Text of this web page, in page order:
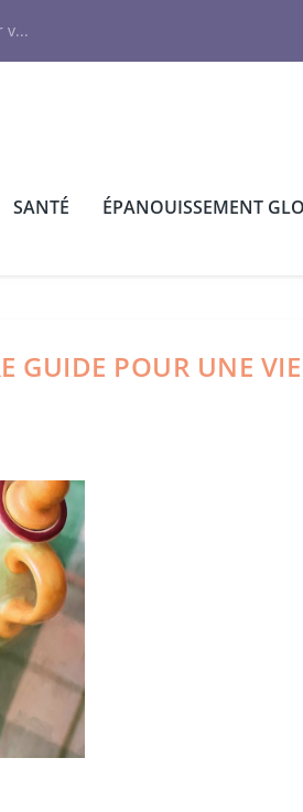
v...
SANTÉ ÉPANOUISSEMENT
GUIDE POUR UNE